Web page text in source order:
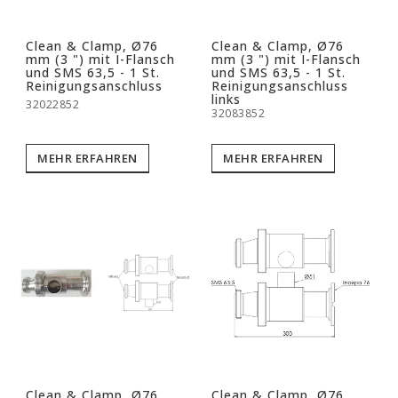
Clean & Clamp, Ø76
mm (3 ") mit I-Flansch
und SMS 63,5 - 1 St.
Reinigungsanschluss
32022852
MEHR ERFAHREN
Clean & Clamp, Ø76
mm (3 ") mit I-Flansch
und SMS 63,5 - 1 St.
Reinigungsanschluss
links
32083852
MEHR ERFAHREN